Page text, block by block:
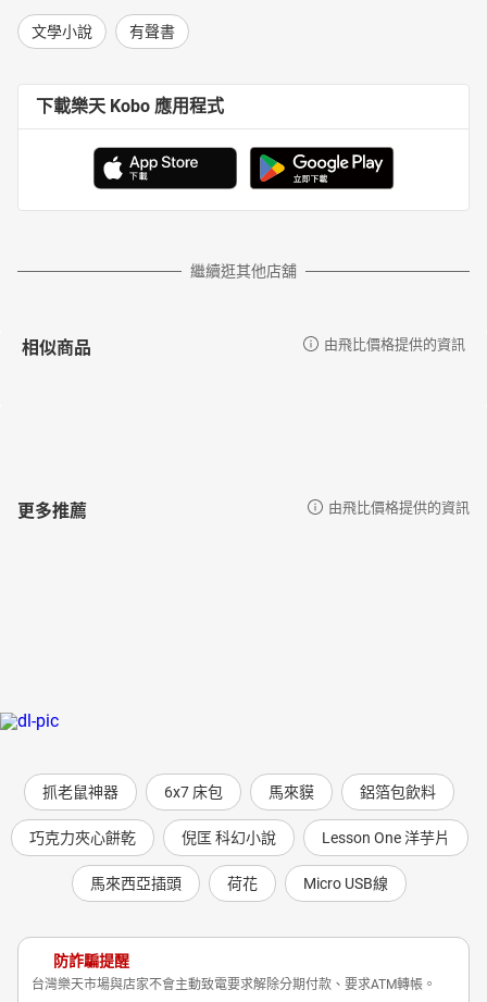
文學小說 有聲書
下載樂天 Kobo 應用程式
繼續逛其他店舖
相似商品 由飛比價格提供的資訊
更多推薦 由飛比價格提供的資訊
抓老鼠神器 6x7 床包 馬來貘 鋁箔包飲料
巧克力夾心餅乾 倪匡 科幻小說 Lesson One 洋芋片
馬來西亞插頭 荷花 Micro USB線
防詐騙提醒
台灣樂天市場與店家不會主動致電要求解除分期付款、要求ATM轉帳。